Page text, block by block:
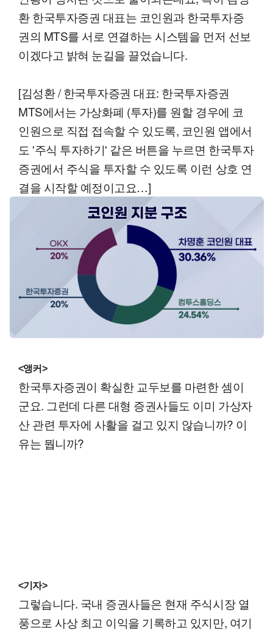
환 한국투자증권 대표는 코인원과 한국투자증
권의 MTS를 서로 연결하는 시스템을 먼저 선보
이겠다고 밝혀 눈길을 끌었습니다.
[김성환 / 한국투자증권 대표: 한국투자증권
MTS에서는 가상화폐 (투자)를 원할 경우에 코
인원으로 직접 접속할 수 있도록, 코인원 앱에서
도 '주식 투자하기' 같은 버튼을 누르면 한국투자
증권에서 주식을 투자할 수 있도록 이런 상호 연
결을 시작할 예정이고요…]
<앵커>
한국투자증권이 확실한 교두보를 마련한 셈이
군요. 그런데 다른 대형 증권사들도 이미 가상자
산 관련 투자에 사활을 걸고 있지 않습니까? 이
유는 뭡니까?
<기자>
그렇습니다. 국내 증권사들은 현재 주식시장 열
풍으로 사상 최고 이익을 기록하고 있지만, 여기